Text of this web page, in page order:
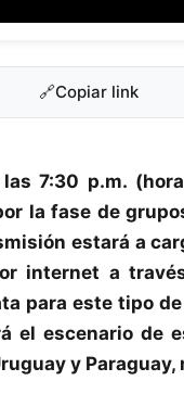
🔗Copiar link
7:30 p.m.
la fase de
estará a
internet a
para este tipo
el escenario de
y